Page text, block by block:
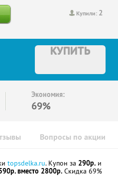
Купили: 2
КУПИТЬ
Экономия:
69%
Вопросы по акции
topsdelka.ru. Купон за 290р. и
вместо 2800р. Скидка 69%